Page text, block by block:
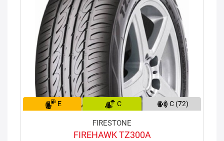
E C C (72)
FIRESTONE
FIREHAWK TZ300A